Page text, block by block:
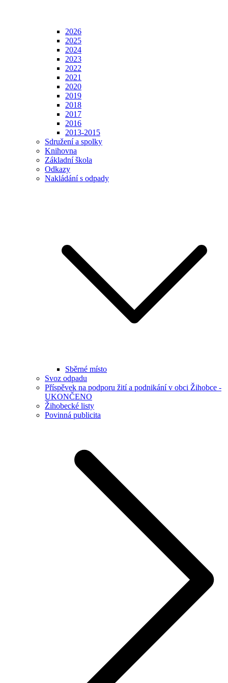
2026
2025
2024
2023
2022
2021
2020
2019
2018
2017
2016
2013-2015
Sdružení a spolky
Knihovna
Základní škola
Odkazy
Nakládání s odpady
Sběrné místo
Svoz odpadu
Příspěvek na podporu žití a podnikání v obci Žihobce -
UKONČENO
Žihobecké listy
Povinná publicita